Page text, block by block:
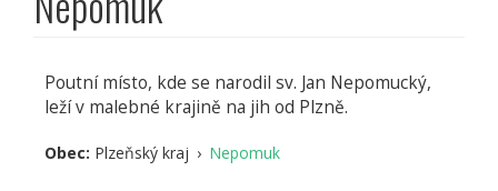
Poutní místo, kde se narodil sv. Jan Nepomucký,
leží v malebné krajině na jih od Plzně.
Obec: Plzeňský kraj › Nepomuk